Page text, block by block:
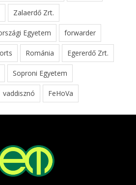
Zalaerdő Zrt.
Egyetem forwarder
Románia Egererdő Zrt.
Soproni Egyetem
vaddisznó FeHoVa